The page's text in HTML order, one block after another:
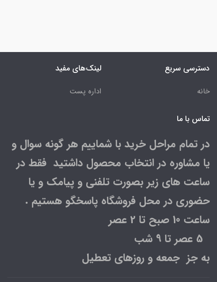
دسترسی سریع
خانه
لینک‌های مفید
اداره پست
تماس با ما
در تمام مراحل خرید با شماییم هر گونه سوال و
یا مشاوره در انتخاب محصول داشتید فقط در
ساعت های زیر بصورت تلفنی و پیامک و یا
حضوری در محل فروشگاه پاسخگو هستیم .
ساعت 10 صبح تا 2 عصر
به جز جمعه و روزهای تعطیل